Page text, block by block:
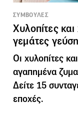
ΣΥΜΒΟΥΛΕΣ
Χυλοπίτες
γεμάτες
Οι χυλοπίτες
αγαπημένα
Δείτε 15
εποχές.